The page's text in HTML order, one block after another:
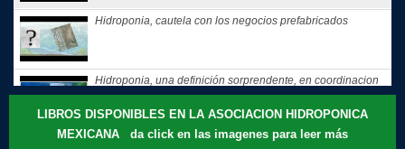
Hidroponia, cautela con los negocios prefabricados
Hidroponia, una definición sorprendente, en coordinacion
con la...
Hidroponia, tips, consejos y recomendaciones, El consejo
LIBROS DISPONIBLES EN LA ASOCIACION HIDROPONICA
MEXICANA da click en las imagenes para leer más